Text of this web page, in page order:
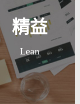
域广泛应用并发挥了巨
，成为当今世界公认的
新的最佳工具.
研发时间,突破思考方
多行业技术难题.
看方法介绍
精益
Lean